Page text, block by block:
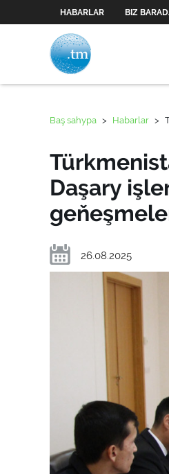
HABARLAR BIZ
Baş sahypa > Habarlar >
Daşary
26.08.2025